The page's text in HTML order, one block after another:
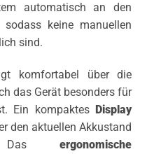
automatisch an den
keine manuellen
sind.
komfortabel über die
das Gerät besonders für
Ein kompaktes Display
den aktuellen Akkustand
Dasergonomische